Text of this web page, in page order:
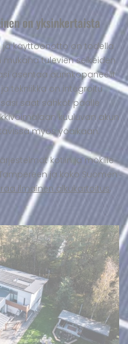
on yksinkertaista
ja käyttöönotto on todella
tulevien selkeiden
asentaa aurinkopaneelit
tekniikka on integroitu
saat sähköt päälle
kuuluvan akun
myös yöaikaan.
kotiin ja mökille
ja koko Suomen
ilmainen alkukartoitus.